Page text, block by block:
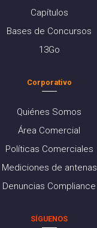
Capítulos
Bases de Concursos
13Go
Corporativo
Quiénes Somos
Área Comercial
Políticas Comerciales
Mediciones de antenas
Denuncias Compliance
SÍGUENOS